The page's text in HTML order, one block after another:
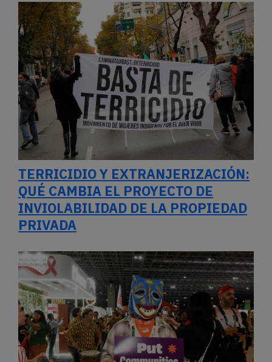
TERRICIDIO Y EXTRANJERIZACIÓN:
QUÉ CAMBIA EL PROYECTO DE
INVIOLABILIDAD DE LA PROPIEDAD
PRIVADA